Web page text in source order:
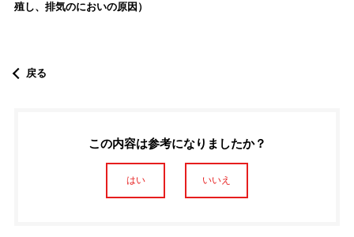
殖し、排気のにおいの原因）
戻る
この内容は参考になりましたか？
はい いいえ